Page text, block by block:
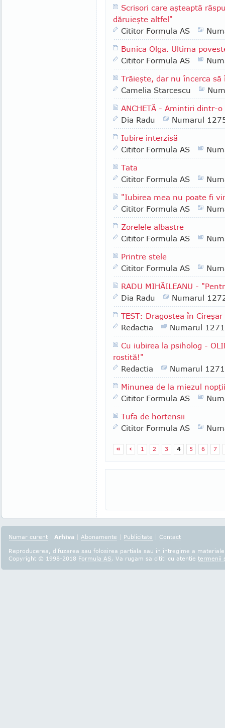
Scrisori care aşteaptă
dăruieşte altfel"
Cititor Formula AS
Bunica Olga. Ultima
Cititor Formula AS
Trăieşte, dar nu încerca să
Camelia Starcescu
ANCHETĂ - Amintiri dintr-
Dia Radu
Numarul
Iubire interzisă
Cititor Formula AS
Tata
Cititor Formula AS
"Iubirea mea nu poate fi
Cititor Formula AS
Zorelele albastre
Cititor Formula AS
Printre stele
Cititor Formula AS
RADU MIHĂILEANU -
Dia Radu
Numarul
TEST: Dragostea în Cireşar
Redactia
Numarul 1271
Cu iubirea la psiholog -
rostită!"
Redactia
Numarul 1271
Minunea de la miezul nopţii
Cititor Formula AS
Tufa de hortensii
Cititor Formula AS
« ‹ 1 2 3 4 5 6 7
Numar curent | Arhiva | Abonamente | Publicitate | Contact
Reproducerea, difuzarea sau folosirea partiala sau in intregime a
Copyright © 1998-2018 Formula AS. Va rugam sa cititi cu atentie termenii